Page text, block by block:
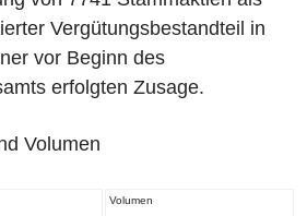
Vergütungsbestandteil in
vor Beginn des
erfolgten Zusage.
Volumen
Volumen